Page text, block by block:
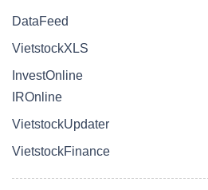
DataFeed
VietstockXLS
InvestOnline
IROnline
VietstockUpdater
VietstockFinance